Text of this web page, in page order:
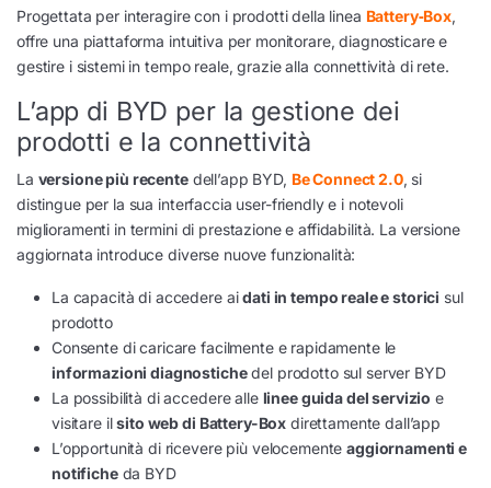
Progettata per interagire con i prodotti della linea Battery‑Box,
offre una piattaforma intuitiva per monitorare, diagnosticare e
gestire i sistemi in tempo reale, grazie alla connettività di rete.
L’app di BYD per la gestione dei
prodotti e la connettività
La versione più recentedell’app BYD, Be Connect 2.0, si
distingue per la sua interfaccia user-friendly e i notevoli
miglioramenti in termini di prestazione e affidabilità. La versione
aggiornata introduce diverse nuove funzionalità:
La capacità di accedere aidati in tempo reale e storici sul
prodotto
Consente di caricare facilmente e rapidamente le
informazioni diagnostichedel prodotto sul server BYD
La possibilità di accedere alle linee guida del servizio e
visitare ilsito web di Battery-Box direttamente dall’app
L’opportunità di ricevere più velocementeaggiornamenti e
notificheda BYD